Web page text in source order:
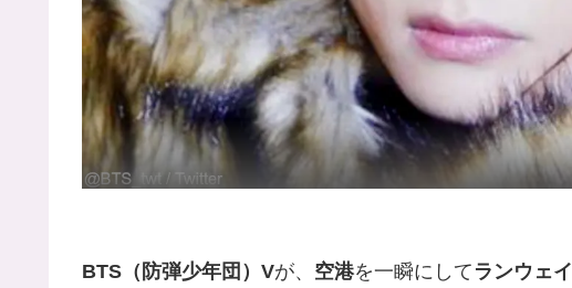
BTS（防弾少年団）Vが、 空港を一瞬にして ランウェイ